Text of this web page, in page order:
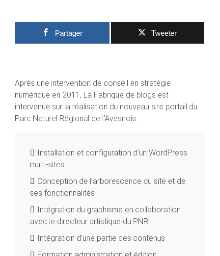
Partager Tweeter
Après une intervention de conseil en stratégie
numérique en 2011, La Fabrique de blogs est
intervenue sur la réalisation du nouveau site portail du
Parc Naturel Régional de l’Avesnois :
Installation et configuration d’un WordPress
multi-sites
Conception de l’arborescence du site et de
ses fonctionnalités
Intégration du graphisme en collaboration
avec le directeur artistique du PNR
Intégration d’une partie des contenus